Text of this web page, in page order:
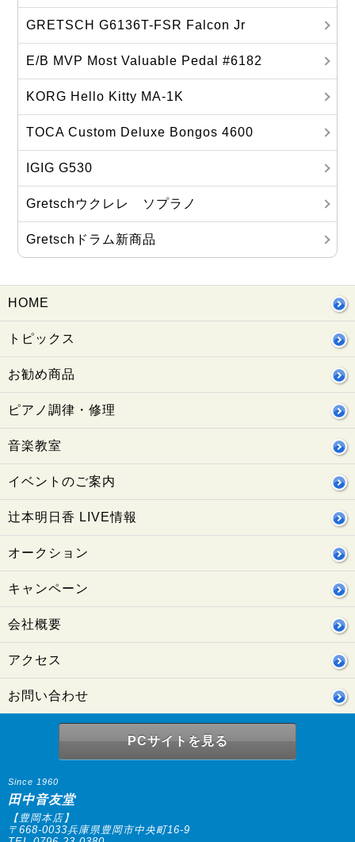
GRETSCH G6136T-FSR Falcon Jr
E/B MVP Most Valuable Pedal #6182
KORG Hello Kitty MA‐1K
TOCA Custom Deluxe Bongos 4600
IGIG G530
Gretschウクレレ ソプラノ
Gretschドラム新商品
HOME
トピックス
お勧め商品
ピアノ調律・修理
音楽教室
イベントのご案内
辻本明日香 LIVE情報
オークション
キャンペーン
会社概要
アクセス
お問い合わせ
PCサイトを見る
Since 1960
田中音友堂
【豊岡本店】
〒668-0033兵庫県豊岡市中央町16-9